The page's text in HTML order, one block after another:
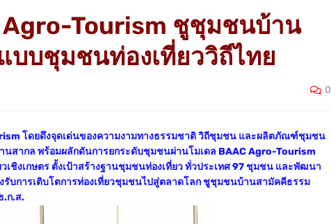
Agro-Tourism ชูชุมชนบ้าน
บบชุมชนท่องเที่ยววิถีไทย
0
โดยดึงจุดเด่นของความงามทางธรรมชาติ วิถีชุมชน และผลิตภัณฑ์ชุมชน
สากล พร้อมผลักดันการยกระดับชุมชนผ่านโมเดล BAAC Agro-Tourism
เชิงเกษตร ตั้งเป้าสร้างฐานชุมชนท่องเที่ยว ทั่วประเทศ 97 ชุมชน และพัฒนา
รับการเติบโตการท่องเที่ยวชุมชนไปสู่ตลาดโลก ชูชุมชนบ้านสามัคคีธรรม
.ก.ส.